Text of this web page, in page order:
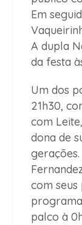
Em
A dupla
da festa
Um dos
21h30,
com
dona de
com seus
palco à